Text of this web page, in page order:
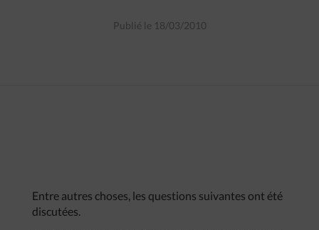
Publié le 18/03/2010
Entre autres choses, les questions suivantes ont été
discutées.